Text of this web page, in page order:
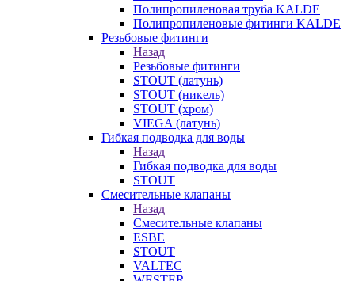
Полипропиленовая труба KALDE
Полипропиленовые фитинги KALDE
Резьбовые фитинги
Назад
Резьбовые фитинги
STOUT (латунь)
STOUT (никель)
STOUT (хром)
VIEGA (латунь)
Гибкая подводка для воды
Назад
Гибкая подводка для воды
STOUT
Смесительные клапаны
Назад
Смесительные клапаны
ESBE
STOUT
VALTEC